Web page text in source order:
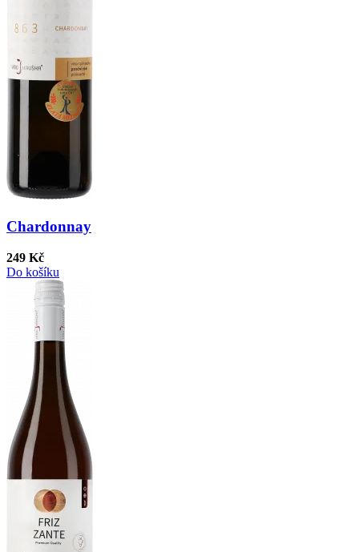
Chardonnay
249 Kč
Do košíku